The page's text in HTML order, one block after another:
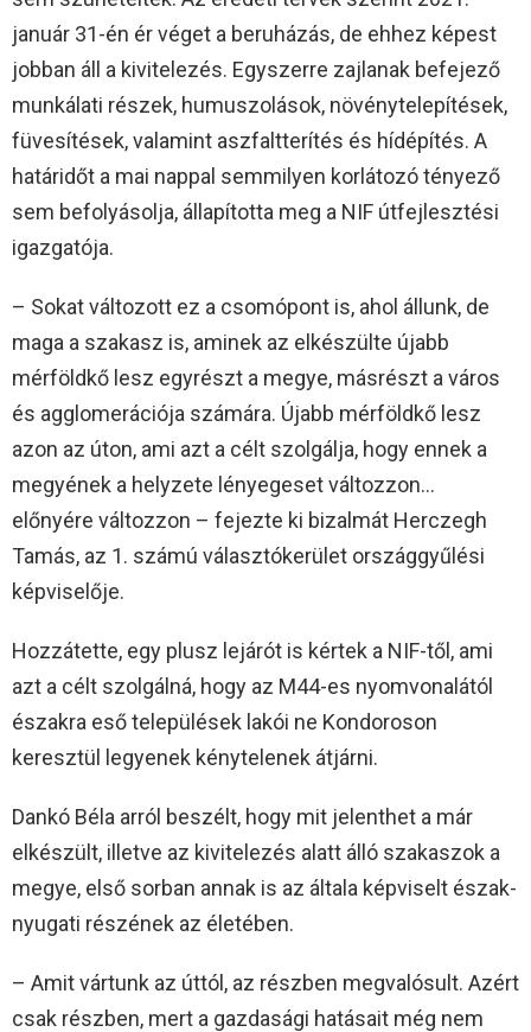
január 31-én ér véget a beruházás, de ehhez képest
jobban áll a kivitelezés. Egyszerre zajlanak befejező
munkálati részek, humuszolások, növénytelepítések,
füvesítések, valamint aszfaltterítés és hídépítés. A
határidőt a mai nappal semmilyen korlátozó tényező
sem befolyásolja, állapította meg a NIF útfejlesztési
igazgatója.
– Sokat változott ez a csomópont is, ahol állunk, de
maga a szakasz is, aminek az elkészülte újabb
mérföldkő lesz egyrészt a megye, másrészt a város
és agglomerációja számára. Újabb mérföldkő lesz
azon az úton, ami azt a célt szolgálja, hogy ennek a
megyének a helyzete lényegeset változzon…
előnyére változzon – fejezte ki bizalmát Herczegh
Tamás, az 1. számú választókerület országgyűlési
képviselője.
Hozzátette, egy plusz lejárót is kértek a NIF-től, ami
azt a célt szolgálná, hogy az M44-es nyomvonalától
északra eső települések lakói ne Kondoroson
keresztül legyenek kénytelenek átjárni.
Dankó Béla arról beszélt, hogy mit jelenthet a már
elkészült, illetve az kivitelezés alatt álló szakaszok a
megye, első sorban annak is az általa képviselt észak-
nyugati részének az életében.
– Amit vártunk az úttól, az részben megvalósult. Azért
csak részben, mert a gazdasági hatásait még nem